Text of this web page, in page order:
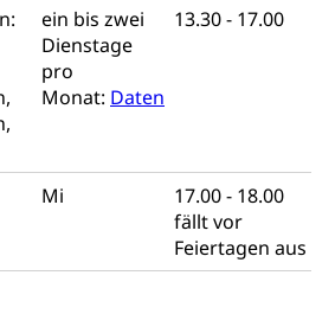
ein bis zwei
Dienstage
pro
Monat: Daten
13.30 - 17.00
Mi
17.00 - 18.00
fällt vor
Feiertagen aus
Kulturvermittlung
und Vermittlung
für Schulklassen
Verkehr
Bahnverkehr,
Verkehr